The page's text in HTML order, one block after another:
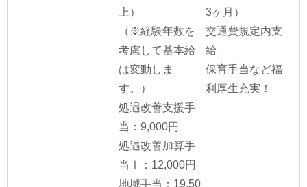
上）
（※経験年数を
考慮して基本給
は変動しま
す。）
処遇改善支援手
当：9,000円
処遇改善加算手
当Ⅰ：12,000円
地域手当：19,50
3ヶ月）
交通費規定内支
給
保育手当など福
利厚生充実！